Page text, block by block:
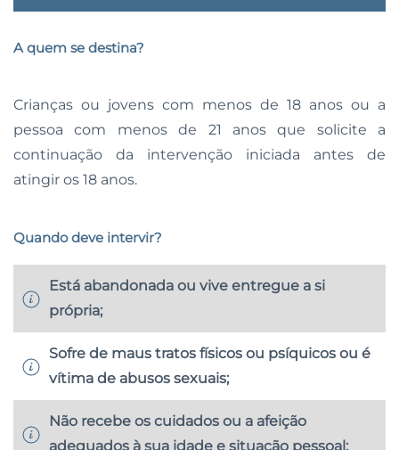
A quem se destina?
Crianças ou jovens com menos de 18 anos ou a
pessoa com menos de 21 anos que solicite a
continuação da intervenção iniciada antes de
atingir os 18 anos.
Quando deve intervir?
Está abandonada ou vive entregue a si
própria;
Sofre de maus tratos físicos ou psíquicos ou é
vítima de abusos sexuais;
Não recebe os cuidados ou a afeição
adequados à sua idade e situação pessoal;